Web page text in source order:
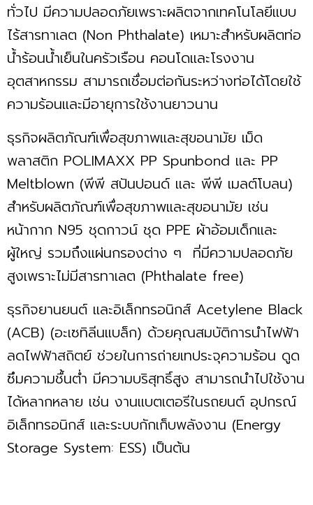
ทั่วไป มีความปลอดภัยเพราะผลิตจากเทคโนโลยีแบบ
ไร้สารทาเลต (Non Phthalate) เหมาะสำหรับผลิตท่อ
น้ำร้อนน้ำเย็นในครัวเรือน คอนโดและโรงงาน
อุตสาหกรรม สามารถเชื่อมต่อกันระหว่างท่อได้โดยใช้
ความร้อนและมีอายุการใช้งานยาวนาน
ธุรกิจผลิตภัณฑ์เพื่อสุขภาพและสุขอนามัย เม็ด
พลาสติก POLIMAXX PP Spunbond และ PP
Meltblown (พีพี สปันปอนด์ และ พีพี เมลต์โบลน)
สำหรับผลิตภัณฑ์เพื่อสุขภาพและสุขอนามัย เช่น
หน้ากาก N95 ชุดกาวน์ ชุด PPE ผ้าอ้อมเด็กและ
ผู้ใหญ่ รวมถึงแผ่นกรองต่าง ๆ ที่มีความปลอดภัย
สูงเพราะไม่มีสารทาเลต (Phthalate free)
ธุรกิจยานยนต์ และอิเล็กทรอนิกส์ Acetylene Black
(ACB) (อะเซทิลีนแบล็ก) ด้วยคุณสมบัติการนำไฟฟ้า
ลดไฟฟ้าสถิตย์ ช่วยในการถ่ายเทประจุความร้อน ดูด
ซึมความชื้นต่ำ มีความบริสุทธิ์สูง สามารถนำไปใช้งาน
ได้หลากหลาย เช่น งานแบตเตอรีในรถยนต์ อุปกรณ์
อิเล็กทรอนิกส์ และระบบกักเก็บพลังงาน (Energy
Storage System: ESS) เป็นต้น